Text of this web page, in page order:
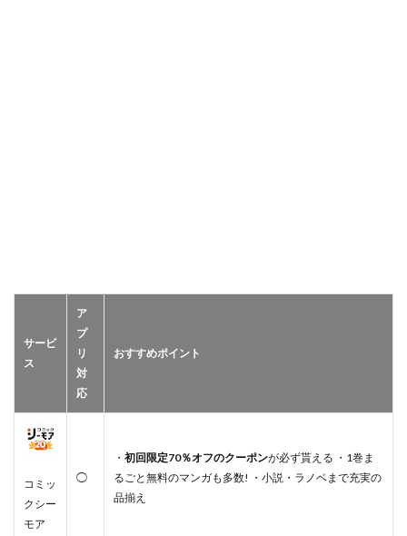
サービ
ス
ア
プ
リ
対
応
おすすめポイント
コミッ
クシー
モア
◯
・ 初回限定70％オフのクーポンが必ず貰える ・1巻ま
るごと無料のマンガも多数! ・小説・ラノベまで充実の
品揃え